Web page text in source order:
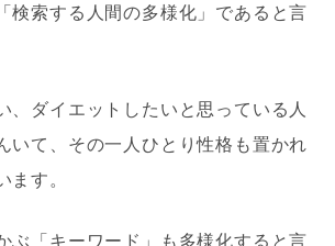
検索する人間の多様化」であると言
、ダイエットしたいと思っている人
いて、その一人ひとり性格も置かれ
ます。
ぶ「キーワード」も多様化すると言